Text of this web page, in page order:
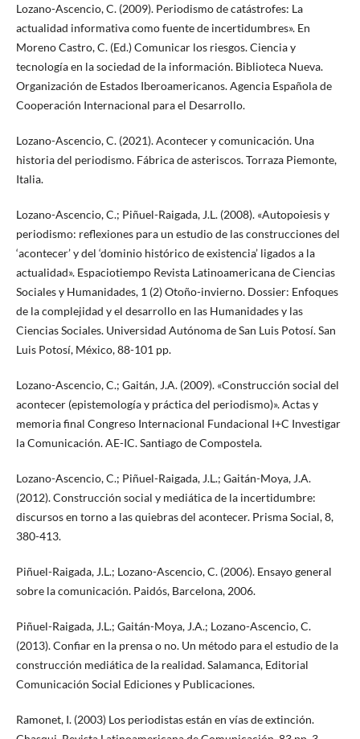
Lozano-Ascencio, C. (2009). Periodismo de catástrofes: La
actualidad informativa como fuente de incertidumbres». En
Moreno Castro, C. (Ed.) Comunicar los riesgos. Ciencia y
tecnología en la sociedad de la información. Biblioteca Nueva.
Organización de Estados Iberoamericanos. Agencia Española de
Cooperación Internacional para el Desarrollo.
Lozano-Ascencio, C. (2021). Acontecer y comunicación. Una
historia del periodismo. Fábrica de asteriscos. Torraza Piemonte,
Italia.
Lozano-Ascencio, C.; Piñuel-Raigada, J.L. (2008). «Autopoiesis y
periodismo: reflexiones para un estudio de las construcciones del
‘acontecer’ y del ‘dominio histórico de existencia’ ligados a la
actualidad». Espaciotiempo Revista Latinoamericana de Ciencias
Sociales y Humanidades, 1 (2) Otoño-invierno. Dossier: Enfoques
de la complejidad y el desarrollo en las Humanidades y las
Ciencias Sociales. Universidad Autónoma de San Luis Potosí. San
Luis Potosí, México, 88-101 pp.
Lozano-Ascencio, C.; Gaitán, J.A. (2009). «Construcción social del
acontecer (epistemología y práctica del periodismo)». Actas y
memoria final Congreso Internacional Fundacional I+C Investigar
la Comunicación. AE-IC. Santiago de Compostela.
Lozano-Ascencio, C.; Piñuel-Raigada, J.L.; Gaitán-Moya, J.A.
(2012). Construcción social y mediática de la incertidumbre:
discursos en torno a las quiebras del acontecer. Prisma Social, 8,
380-413.
Piñuel-Raigada, J.L.; Lozano-Ascencio, C. (2006). Ensayo general
sobre la comunicación. Paidós, Barcelona, 2006.
Piñuel-Raigada, J.L.; Gaitán-Moya, J.A.; Lozano-Ascencio, C.
(2013). Confiar en la prensa o no. Un método para el estudio de la
construcción mediática de la realidad. Salamanca, Editorial
Comunicación Social Ediciones y Publicaciones.
Ramonet, I. (2003) Los periodistas están en vías de extinción.